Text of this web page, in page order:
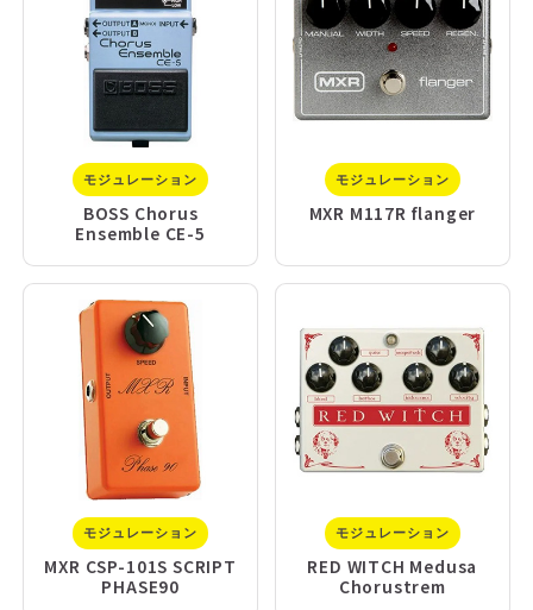
モジュレーション
BOSS Chorus
Ensemble CE-5
モジュレーション
MXR M117R flanger
モジュレーション
MXR CSP-101S SCRIPT
PHASE90
モジュレーション
RED WITCH Medusa
Chorustrem